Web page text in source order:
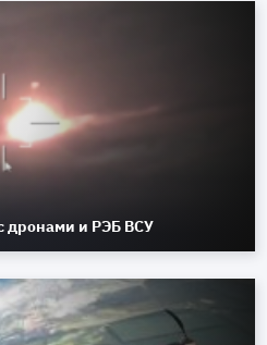
дронами и РЭБ ВСУ